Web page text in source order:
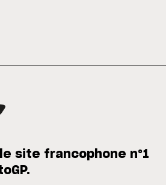
site francophone n°1